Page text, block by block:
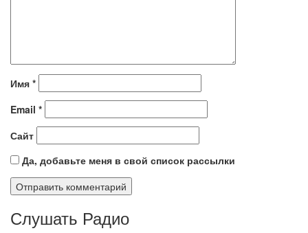
Имя *
Email *
Сайт
Да, добавьте меня в свой список рассылки
Слушать Радио